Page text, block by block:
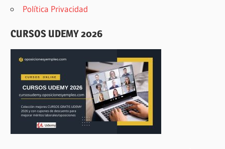
Política Privacidad
CURSOS UDEMY 2026